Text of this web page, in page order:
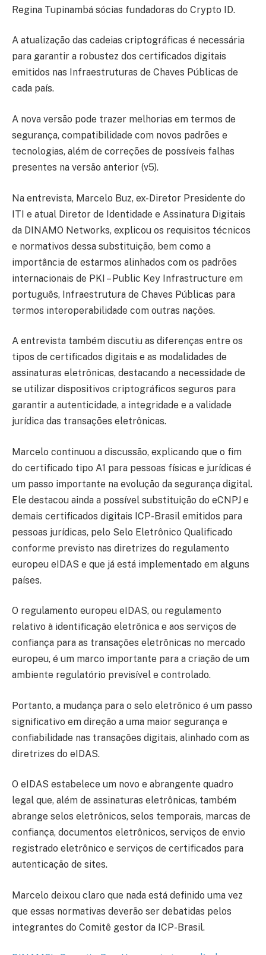
Regina Tupinambá sócias fundadoras do Crypto ID.
A atualização das cadeias criptográficas é necessária
para garantir a robustez dos certificados digitais
emitidos nas Infraestruturas de Chaves Públicas de
cada país.
A nova versão pode trazer melhorias em termos de
segurança, compatibilidade com novos padrões e
tecnologias, além de correções de possíveis falhas
presentes na versão anterior (v5).
Na entrevista, Marcelo Buz, ex-Diretor Presidente do
ITI e atual Diretor de Identidade e Assinatura Digitais
da DINAMO Networks, explicou os requisitos técnicos
e normativos dessa substituição, bem como a
importância de estarmos alinhados com os padrões
internacionais de PKI – Public Key Infrastructure em
português, Infraestrutura de Chaves Públicas para
termos interoperabilidade com outras nações.
A entrevista também discutiu as diferenças entre os
tipos de certificados digitais e as modalidades de
assinaturas eletrônicas, destacando a necessidade de
se utilizar dispositivos criptográficos seguros para
garantir a autenticidade, a integridade e a validade
jurídica das transações eletrônicas.
Marcelo continuou a discussão, explicando que o fim
do certificado tipo A1 para pessoas físicas e jurídicas é
um passo importante na evolução da segurança digital.
Ele destacou ainda a possível substituição do eCNPJ e
demais certificados digitais ICP-Brasil emitidos para
pessoas jurídicas, pelo Selo Eletrônico Qualificado
conforme previsto nas diretrizes do regulamento
europeu eIDAS e que já está implementado em alguns
países.
O regulamento europeu eIDAS, ou regulamento
relativo à identificação eletrônica e aos serviços de
confiança para as transações eletrônicas no mercado
europeu, é um marco importante para a criação de um
ambiente regulatório previsível e controlado.
Portanto, a mudança para o selo eletrônico é um passo
significativo em direção a uma maior segurança e
confiabilidade nas transações digitais, alinhado com as
diretrizes do eIDAS.
O eIDAS estabelece um novo e abrangente quadro
legal que, além de assinaturas eletrônicas, também
abrange selos eletrônicos, selos temporais, marcas de
confiança, documentos eletrônicos, serviços de envio
registrado eletrônico e serviços de certificados para
autenticação de sites.
Marcelo deixou claro que nada está definido uma vez
que essas normativas deverão ser debatidas pelos
integrantes do Comitê gestor da ICP-Brasil.